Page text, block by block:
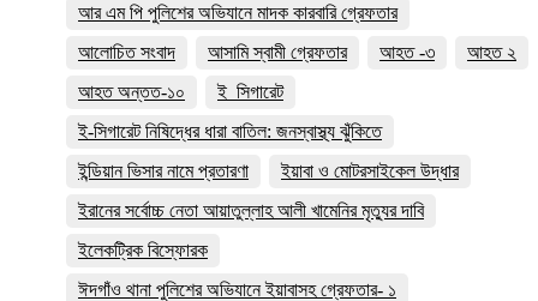
আর এম পি পুলিশের অভিযানে মাদক কারবারি গ্রেফতার
আলোচিত সংবাদ
আসামি স্বামী গ্রেফতার আহত -৩
আহত ২
আহত অন্তত-১০
ই_সিগারেট
ই-সিগারেট নিষিদ্ধের ধারা বাতিল: জনস্বাস্থ্য ঝুঁকিতে
ইন্ডিয়ান ভিসার নামে প্রতারণা
ইয়াবা ও মোটরসাইকেল উদ্ধার
ইরানের সর্বোচ্চ নেতা আয়াতুল্লাহ আলী খামেনির মৃত্যুর দাবি
ইলেকট্রিক বিস্ফোরক
ঈদগাঁও থানা পুলিশের অভিযানে ইয়াবাসহ গ্রেফতার- ১